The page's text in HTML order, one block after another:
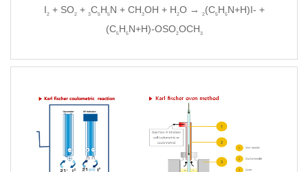
I2 + SO2 + 3C5 H5 N + CH3OH + H2O → 2 (C5 H5 N+H)I- +
(C5 H5 N+H)-OSO2OCH3